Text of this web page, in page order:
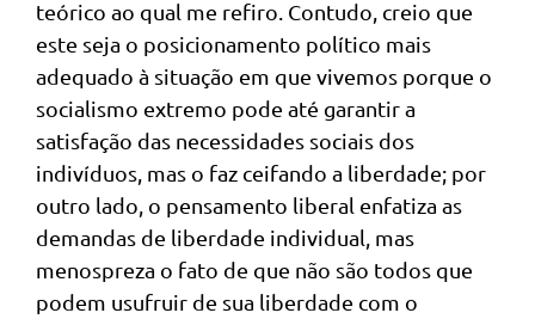
teórico ao qual me refiro. Contudo, creio que
este seja o posicionamento político mais
adequado à situação em que vivemos porque o
socialismo extremo pode até garantir a
satisfação das necessidades sociais dos
indivíduos, mas o faz ceifando a liberdade; por
outro lado, o pensamento liberal enfatiza as
demandas de liberdade individual, mas
menospreza o fato de que não são todos que
podem usufruir de sua liberdade com o